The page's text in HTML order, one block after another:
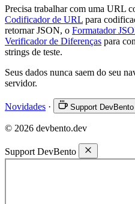
Precisa trabalhar com uma URL
Codificador de URL para
retornar JSON, o Formatador
Verificador de Diferenças para
strings de teste.
Seus dados nunca saem do seu
servidor.
Novidades · Support DevBento
© 2026 devbento.dev
Support DevBento